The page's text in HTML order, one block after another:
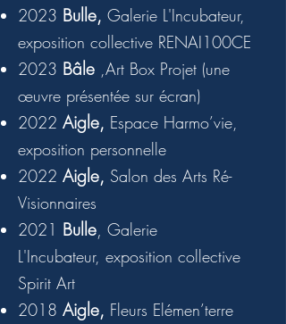
2023 Bulle, Galerie L'Incubateur,
exposition collective RENAI100CE
2023 Bâle ,Art Box Projet (une
œuvre présentée sur écran)
2022 Aigle, Espace Harmo’vie,
exposition personnelle
2022 Aigle, Salon des Arts Ré-
Visionnaires
2021 Bulle, Galerie
L'Incubateur, exposition collective
Spirit Art
2018 Aigle, Fleurs Elémen’terre